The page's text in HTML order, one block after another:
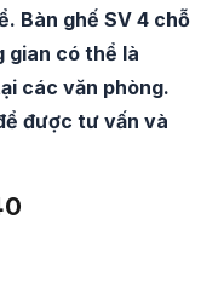
Bàn ghế SV 4 chỗ
gian có thể là
các văn phòng.
được tư vấn và